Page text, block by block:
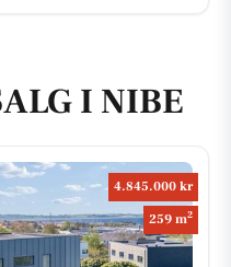
I NIBE
4.845.000 kr
259 m2